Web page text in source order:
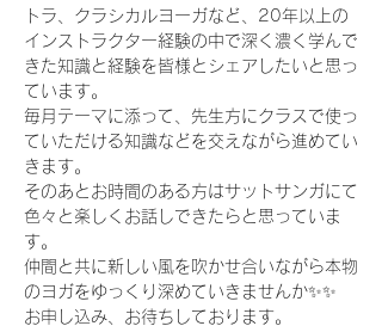
トラ、クラシカルヨーガなど、20年以上の
インストラクター経験の中で深く濃く学んで
きた知識と経験を皆様とシェアしたいと思っ
ています。
毎月テーマに添って、先生方にクラスで使っ
ていただける知識などを交えながら進めてい
きます。
そのあとお時間のある方はサットサンガにて
色々と楽しくお話しできたらと思っていま
す。
仲間と共に新しい風を吹かせ合いながら本物
のヨガをゆっくり深めていきませんか✨✨
お申し込み、お待ちしております。